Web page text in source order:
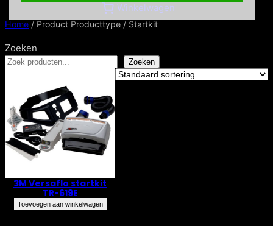
Winkelwagen
Home / Product Producttype / Startkit
Zoeken
Zoeken
3M Versaflo startkit
TR-619E
Toevoegen aan winkelwagen